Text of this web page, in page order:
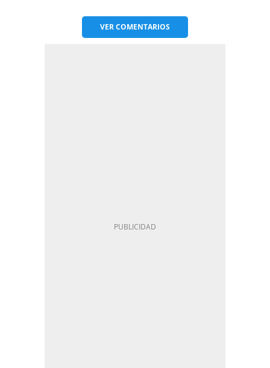
VERCOMENTARIOS